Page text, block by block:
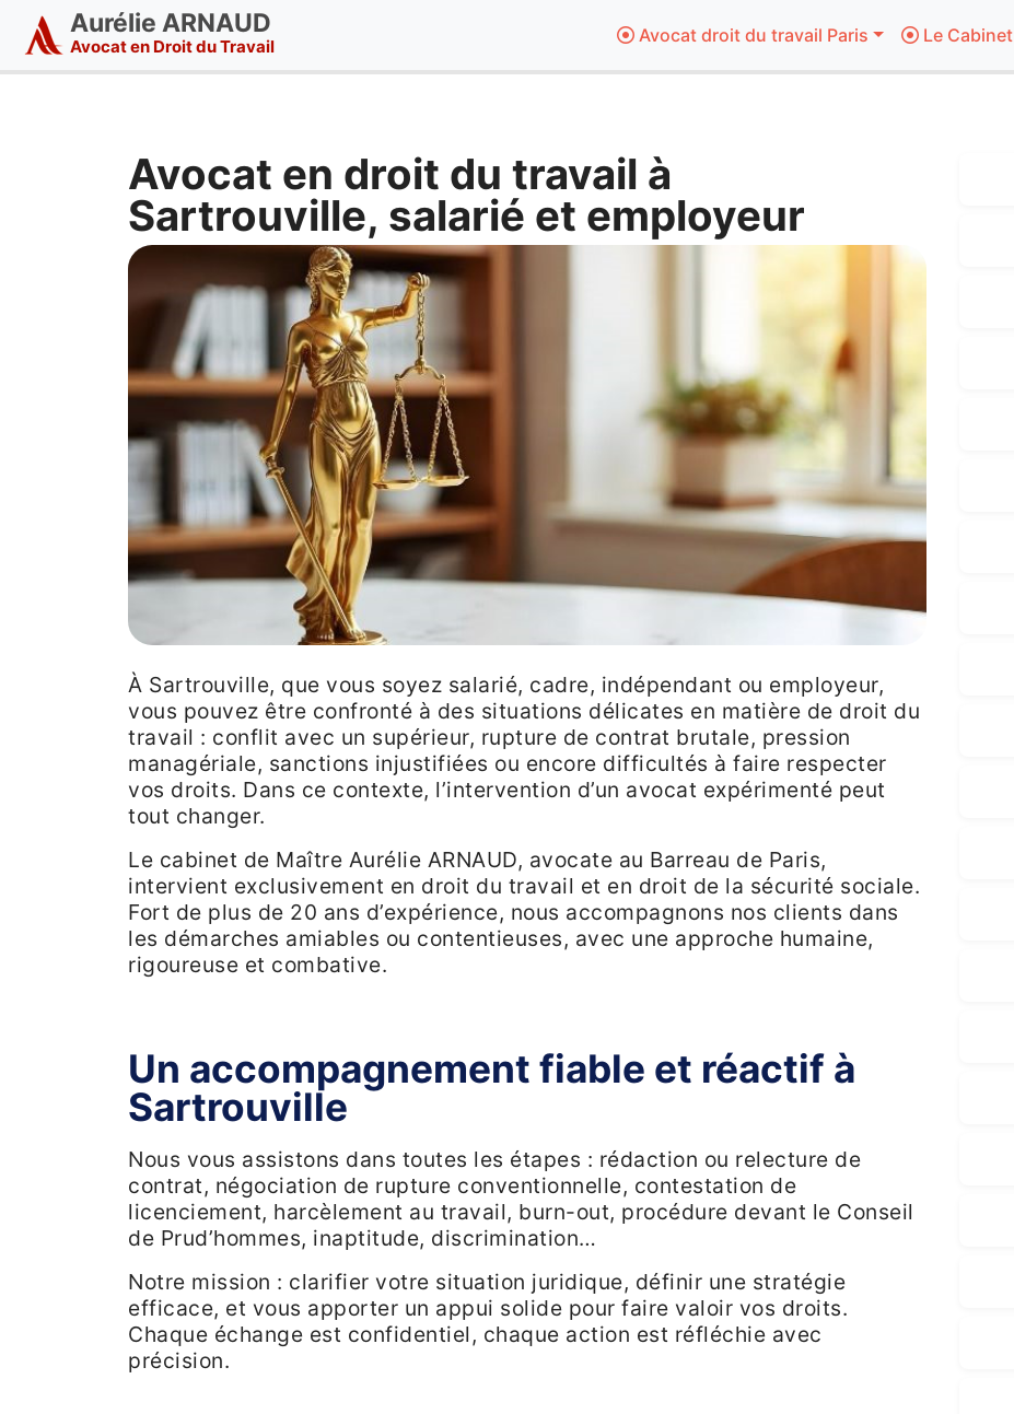
Aurélie ARNAUD
Avocat en Droit du Travail
Avocat droit du travail Paris Le Cabinet
Avocat en droit du travail à
Sartrouville, salarié et employeur
À Sartrouville, que vous soyez salarié, cadre, indépendant ou employeur,
vous pouvez être confronté à des situations délicates en matière de droit du
travail : conflit avec un supérieur, rupture de contrat brutale, pression
managériale, sanctions injustifiées ou encore difficultés à faire respecter
vos droits. Dans ce contexte, l’intervention d’un avocat expérimenté peut
tout changer.
Le cabinet de Maître Aurélie ARNAUD, avocate au Barreau de Paris,
intervient exclusivement en droit du travail et en droit de la sécurité sociale.
Fort de plus de 20 ans d’expérience, nous accompagnons nos clients dans
les démarches amiables ou contentieuses, avec une approche humaine,
rigoureuse et combative.
Un accompagnement fiable et réactif à
Sartrouville
Nous vous assistons dans toutes les étapes : rédaction ou relecture de
contrat, négociation de rupture conventionnelle, contestation de
licenciement, harcèlement au travail, burn-out, procédure devant le Conseil
de Prud’hommes, inaptitude, discrimination…
Notre mission : clarifier votre situation juridique, définir une stratégie
efficace, et vous apporter un appui solide pour faire valoir vos droits.
Chaque échange est confidentiel, chaque action est réfléchie avec
précision.